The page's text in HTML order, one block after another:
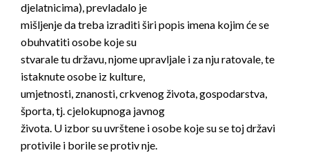
djelatnicima), prevladalo je
mišljenje da treba izraditi širi popis imena kojim će se
obuhvatiti osobe koje su
stvarale tu državu, njome upravljale i za nju ratovale, te
istaknute osobe iz kulture,
umjetnosti, znanosti, crkvenog života, gospodarstva,
športa, tj. cjelokupnoga javnog
života. U izbor su uvrštene i osobe koje su se toj državi
protivile i borile se protiv nje.